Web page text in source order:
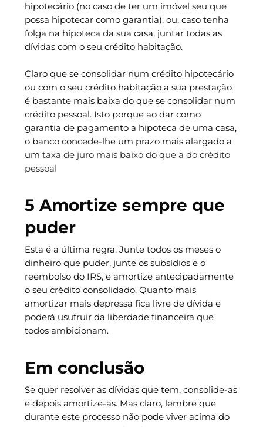
hipotecário (no caso de ter um imóvel seu que
possa hipotecar como garantia), ou, caso tenha
folga na hipoteca da sua casa, juntar todas as
dívidas com o seu crédito habitação.
Claro que se consolidar num crédito hipotecário
ou com o seu crédito habitação a sua prestação
é bastante mais baixa do que se consolidar num
crédito pessoal. Isto porque ao dar como
garantia de pagamento a hipoteca de uma casa,
o banco concede-lhe um prazo mais alargado a
um taxa de juro mais baixo do que a do crédito
pessoal
5 Amortize sempre que
puder
Esta é a última regra. Junte todos os meses o
dinheiro que puder, junte os subsídios e o
reembolso do IRS, e amortize antecipadamente
o seu crédito consolidado. Quanto mais
amortizar mais depressa fica livre de dívida e
poderá usufruir da liberdade financeira que
todos ambicionam.
Em conclusão
Se quer resolver as dívidas que tem, consolide-as
e depois amortize-as. Mas claro, lembre que
durante este processo não pode viver acima do